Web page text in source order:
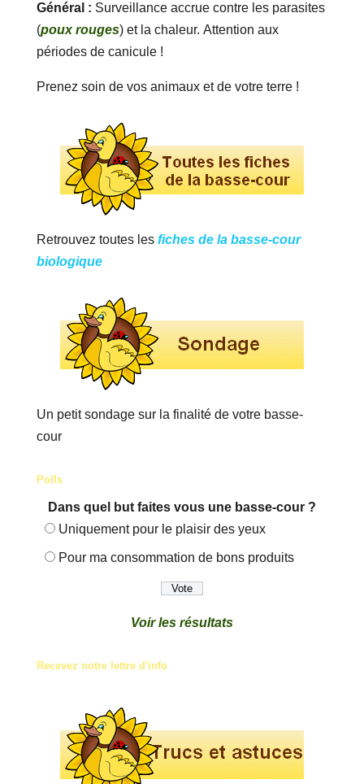
Général : Surveillance accrue contre les parasites
(poux rouges) et la chaleur. Attention aux
périodes de canicule !
Prenez soin de vos animaux et de votre terre !
Retrouvez toutes les fiches de la basse-cour
biologique
Un petit sondage sur la finalité de votre basse-
cour
Polls
Dans quel but faites vous une basse-cour ?
Uniquement pour le plaisir des yeux
Pour ma consommation de bons produits
Voir les résultats
Recevez notre lettre d'info